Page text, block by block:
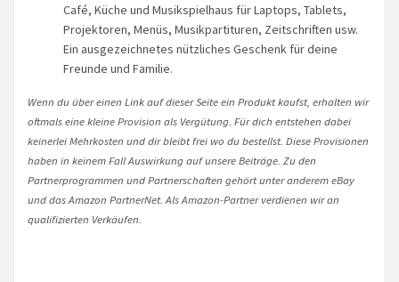
Café, Küche und Musikspielhaus für Laptops, Tablets,
Projektoren, Menüs, Musikpartituren, Zeitschriften usw.
Ein ausgezeichnetes nützliches Geschenk für deine
Freunde und Familie.
Wenn du über einen Link auf dieser Seite ein Produkt kaufst, erhalten wir
oftmals eine kleine Provision als Vergütung. Für dich entstehen dabei
keinerlei Mehrkosten und dir bleibt frei wo du bestellst. Diese Provisionen
haben in keinem Fall Auswirkung auf unsere Beiträge. Zu den
Partnerprogrammen und Partnerschaften gehört unter anderem eBay
und das Amazon PartnerNet. Als Amazon-Partner verdienen wir an
qualifizierten Verkäufen.